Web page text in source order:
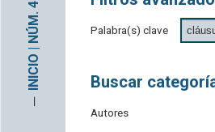
─
INICIO | NÚM. 47 Palabra(s) clave
Buscar
Autores